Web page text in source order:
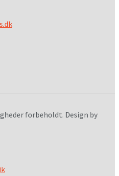
forbeholdt. Design by